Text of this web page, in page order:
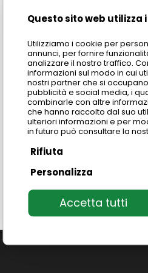
Questo sito web utilizza
Utilizziamo i cookie per
annunci, per fornire
analizzare il nostro traffico.
informazioni sul modo in cui
nostri partner che si
pubblicità e social media, i
combinarle con altre
che hanno raccolto dal suo
ulteriori informazioni e per
in futuro può consultare la
Rifiuta
Personalizza
Accetta tutti